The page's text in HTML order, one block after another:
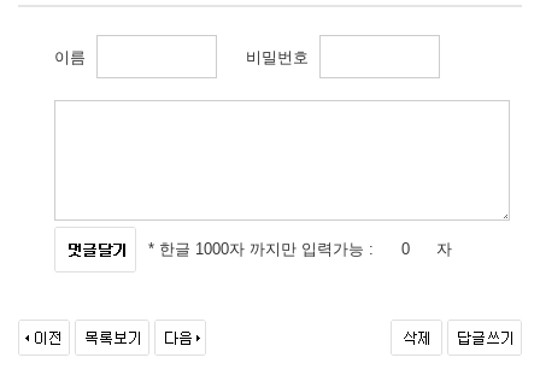
이름 비밀번호
* 한글 1000자 까지만 입력가능 : 자